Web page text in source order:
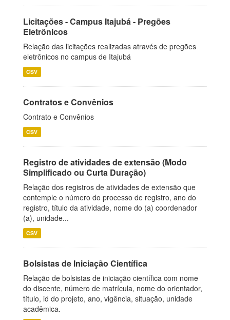
Licitações - Campus Itajubá - Pregões
Eletrônicos
Relação das licitações realizadas através de pregões
eletrônicos no campus de Itajubá
CSV
Contratos e Convênios
Contrato e Convênios
CSV
Registro de atividades de extensão (Modo
Simplificado ou Curta Duração)
Relação dos registros de atividades de extensão que
contemple o número do processo de registro, ano do
registro, título da atividade, nome do (a) coordenador
(a), unidade...
CSV
Bolsistas de Iniciação Científica
Relação de bolsistas de iniciação científica com nome
do discente, número de matrícula, nome do orientador,
título, id do projeto, ano, vigência, situação, unidade
acadêmica.